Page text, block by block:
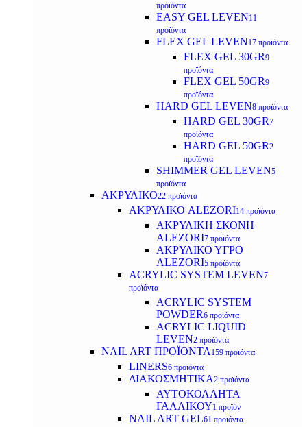
προϊόντα
EASY GEL LEVEN11
προϊόντα
FLEX GEL LEVEN17 προϊόντα
FLEX GEL 30GR9
προϊόντα
FLEX GEL 50GR9
προϊόντα
HARD GEL LEVEN8 προϊόντα
HARD GEL 30GR7
προϊόντα
HARD GEL 50GR2
προϊόντα
SHIMMER GEL LEVEN5
προϊόντα
ΑΚΡΥΛΙΚΟ22 προϊόντα
ΑΚΡΥΛΙΚΟ ALEZORI14 προϊόντα
ΑΚΡΥΛΙΚΗ ΣΚΟΝΗ
ALEZORI7 προϊόντα
ΑΚΡΥΛΙΚΟ ΥΓΡΟ
ALEZORI5 προϊόντα
ACRYLIC SYSTEM LEVEN7
προϊόντα
ACRYLIC SYSTEM
POWDER6 προϊόντα
ACRYLIC LIQUID
LEVEN2 προϊόντα
NAIL ART ΠΡΟΪΟΝΤΑ 159 προϊόντα
LINERS6 προϊόντα
ΔΙΑΚΟΣΜΗΤΙΚΑ2 προϊόντα
ΑΥΤΟΚΟΛΛΗΤΑ
ΓΑΛΛΙΚΟΥ1 προϊόν
NAIL ART GEL61 προϊόντα